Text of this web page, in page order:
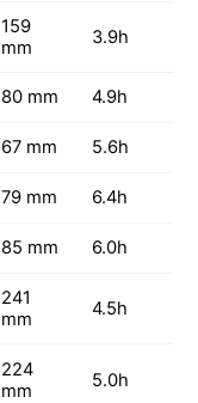
159
mm
3.9h
80 mm 4.9h
67 mm 5.6h
79 mm 6.4h
85 mm 6.0h
241
mm
4.5h
224
mm
5.0h